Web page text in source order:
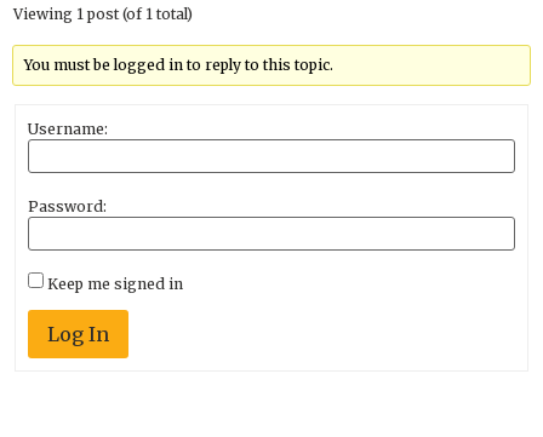
Viewing 1 post (of 1 total)
You must be logged in to reply to this topic.
Username:
Password:
Keep me signed in
Log In